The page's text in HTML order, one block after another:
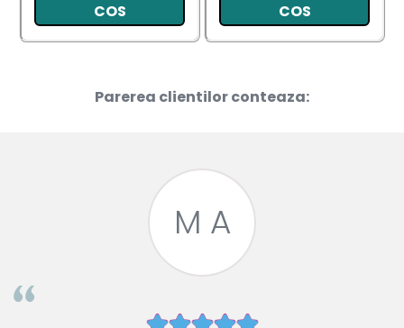
COS
COS
Parerea clientilor conteaza:
M A